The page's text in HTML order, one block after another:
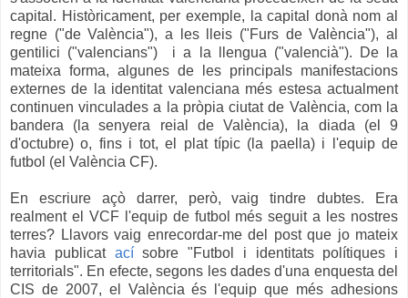
capital. Històricament, per exemple, la capital donà nom al
regne ("de València"), a les lleis ("Furs de València"), al
gentilici ("valencians") i a la llengua ("valencià"). De la
mateixa forma, algunes de les principals manifestacions
externes de la identitat valenciana més estesa actualment
continuen vinculades a la pròpia ciutat de València, com la
bandera (la senyera reial de València), la diada (el 9
d'octubre) o, fins i tot, el plat típic (la paella) i l'equip de
futbol (el València CF).
En escriure açò darrer, però, vaig tindre dubtes. Era
realment el VCF l'equip de futbol més seguit a les nostres
terres? Llavors vaig enrecordar-me del post que jo mateix
havia publicat acísobre "Futbol i identitats polítiques i
territorials". En efecte, segons les dades d'una enquesta del
CIS de 2007, el València és l'equip que més adhesions